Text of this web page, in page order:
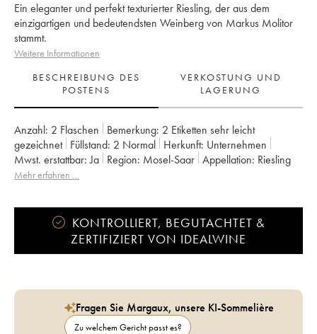
Ein eleganter und perfekt texturierter Riesling, der aus dem
einzigartigen und bedeutendsten Weinberg von Markus Molitor
stammt.
Weitere Informationen
BESCHREIBUNG DES
POSTENS
VERKOSTUNG UND
LAGERUNG
Anzahl: 2 Flaschen Bemerkung: 2 Etiketten sehr leicht
gezeichnet Füllstand: 2 Normal Herkunft:
unternehmen
Mwst. erstattbar: ja Region: Mosel-Saar Appellation: Riesling
Mehr erfahren …
KONTROLLIERT, BEGUTACHTET &
ZERTIFIZIERT VON IDEALWINE
Fragen Sie Margaux, unsere KI-Sommelière
Zu welchem Gericht passt es?